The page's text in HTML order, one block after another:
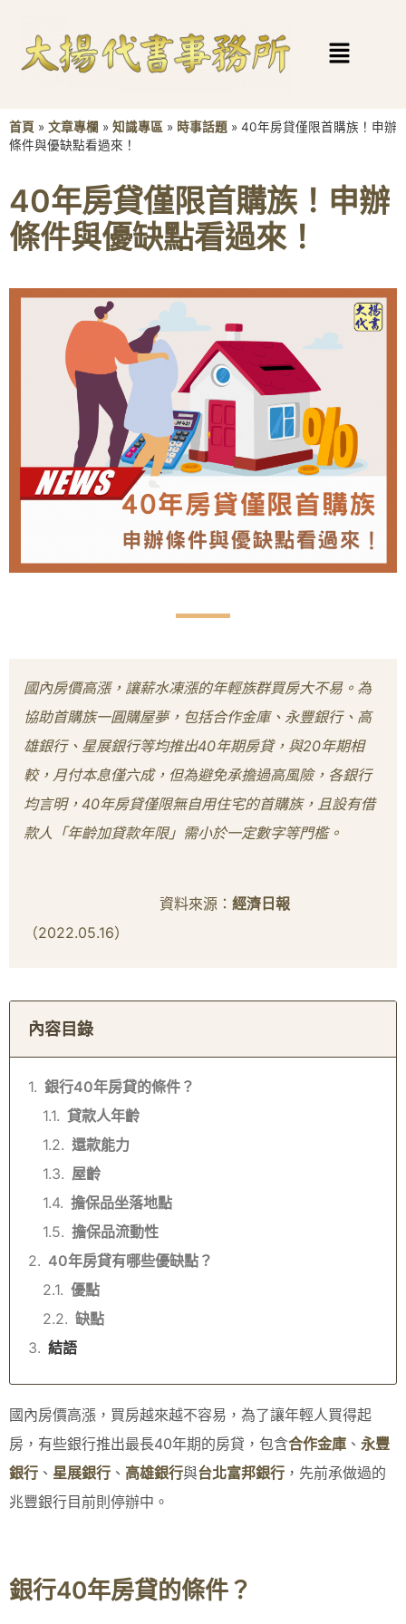
首頁 » 文章專欄 » 知識專區 » 時事話題 » 40年房貸僅限首購族！申辦
條件與優缺點看過來！
40年房貸僅限首購族！申辦
條件與優缺點看過來！
國內房價高漲，讓薪水凍漲的年輕族群買房大不易。為
協助首購族一圓購屋夢，包括合作金庫、永豐銀行、高
雄銀行、星展銀行等均推出40年期房貸，與20年期相
較，月付本息僅六成，但為避免承擔過高風險，各銀行
均言明，40年房貸僅限無自用住宅的首購族，且設有借
款人「年齡加貸款年限」需小於一定數字等門檻。
資料來源： 經濟日報
（2022.05.16）
內容目錄
銀行40年房貸的條件？
貸款人年齡
還款能力
屋齡
擔保品坐落地點
擔保品流動性
40年房貸有哪些優缺點？
優點
缺點
結語
國內房價高漲，買房越來越不容易，為了讓年輕人買得起
房，有些銀行推出最長40年期的房貸，包含合作金庫 、 永豐
銀行 、 星展銀行 、 高雄銀行與台北富邦銀行 ，先前承做過的
兆豐銀行目前則停辦中。
銀行40年房貸的條件？